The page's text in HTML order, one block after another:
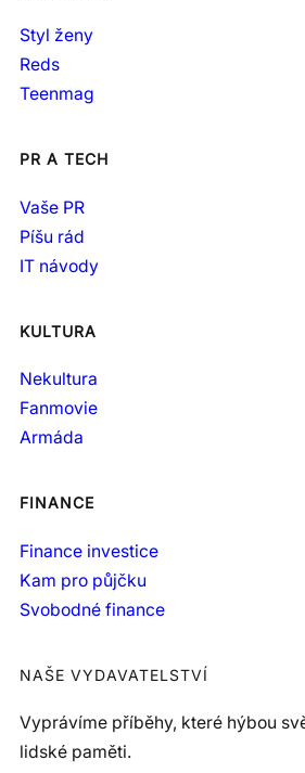
Styl ženy
Reds
Teenmag
PR A TECH
Vaše PR
Píšu rád
IT návody
KULTURA
Nekultura
Fanmovie
Armáda
FINANCE
Finance investice
Kam pro půjčku
Svobodné finance
NAŠE VYDAVATELSTVÍ
Vyprávíme příběhy, které hýbou
lidské paměti.